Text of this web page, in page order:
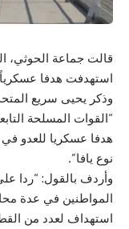
قالت جماعة الحوثي،
استهدفت هدفا
وذكر يحيى سريع
“القوات المسلحة
هدفا عسكريا للعدو
نوع يافا”.
وأردف بالقول: “ردا
المواطنين في عدة
استهداف لعدد من